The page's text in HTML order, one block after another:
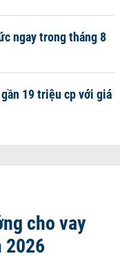
ngay trong tháng 8
19 triệu cp với giá
cho vay
2026